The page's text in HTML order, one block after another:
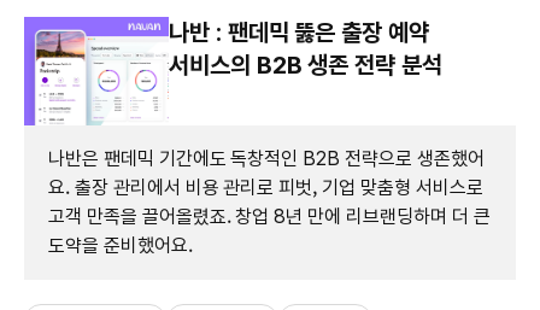
나반 : 팬데믹 뚫은 출장 예약
서비스의 B2B 생존 전략 분석
나반은 팬데믹 기간에도 독창적인 B2B 전략으로 생존했어
요. 출장 관리에서 비용 관리로 피벗, 기업 맞춤형 서비스로
고객 만족을 끌어올렸죠. 창업 8년 만에 리브랜딩하며 더 큰
도약을 준비했어요.